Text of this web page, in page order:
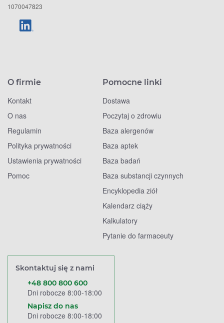
1070047823
O firmie
Kontakt
O nas
Regulamin
Polityka prywatności
Ustawienia prywatności
Pomoc
Pomocne linki
Dostawa
Poczytaj o zdrowiu
Baza alergenów
Baza aptek
Baza badań
Baza substancji czynnych
Encyklopedia ziół
Kalendarz ciąży
Kalkulatory
Pytanie do farmaceuty
Skontaktuj się z nami
+48 800 800 600
Dni robocze 8:00-18:00
Napisz do nas
Dni robocze 8:00-18:00